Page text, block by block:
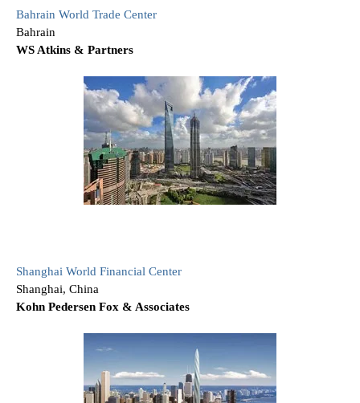
Bahrain World Trade Center
Bahrain
WS Atkins & Partners
Shanghai World Financial Center
Shanghai, China
Kohn Pedersen Fox & Associates